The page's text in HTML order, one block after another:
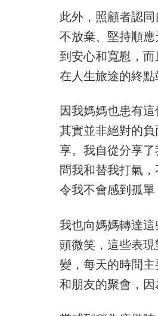
此外，照顧者認
不放棄、堅持順
到安心和寬慰，
在人生旅途的終點
因我媽媽也患有
其實並非絕對的
享。我自從分享
問我和替我打氣
令我不會感到孤單
我也向媽媽轉達
頭微笑，這些表
變，每天的時間
和朋友的聚會，因